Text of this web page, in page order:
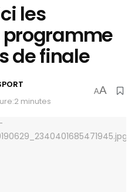
les
programme
de finale
minutes
AA